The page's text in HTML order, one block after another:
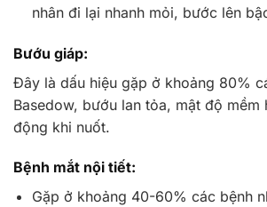
nhân đi lại nhanh mỏi, bước lên
Bướu giáp:
Đây là dấu hiệu gặp ở khoảng 80%
Basedow, bướu lan tỏa, mật độ mềm
động khi nuốt.
Bệnh mắt nội tiết:
Gặp ở khoảng 40-60% các bệnh